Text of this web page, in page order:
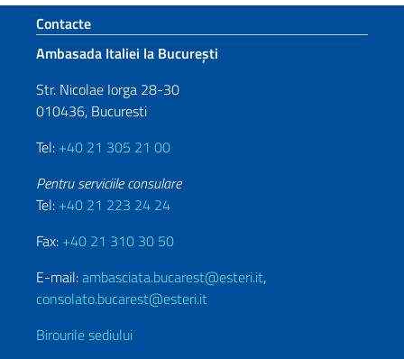
Footer section
Contacte
Ambasada Italiei la București
Str. Nicolae Iorga 28-30
010436, Bucuresti
Tel: +40 21 305 21 00
Pentru serviciile consulare
Tel: +40 21 223 24 24
Fax: +40 21 310 30 50
E-mail:ambasciata.bucarest@esteri.it,
consolato.bucarest@esteri.it
Birourile sediului